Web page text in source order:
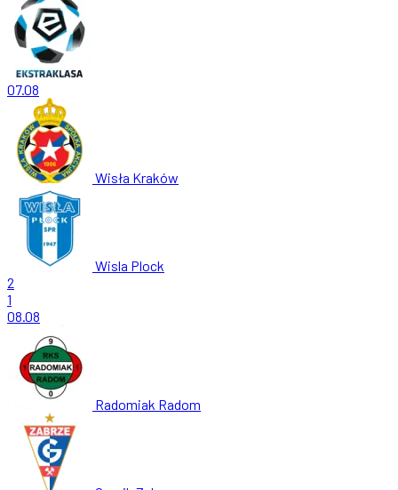
07.08
Wisła Kraków
Wisla Plock
2
1
08.08
Radomiak Radom